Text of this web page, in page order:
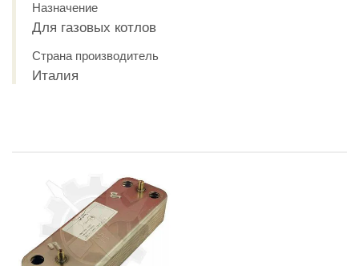
Назначение
Для газовых котлов
Страна производитель
Италия